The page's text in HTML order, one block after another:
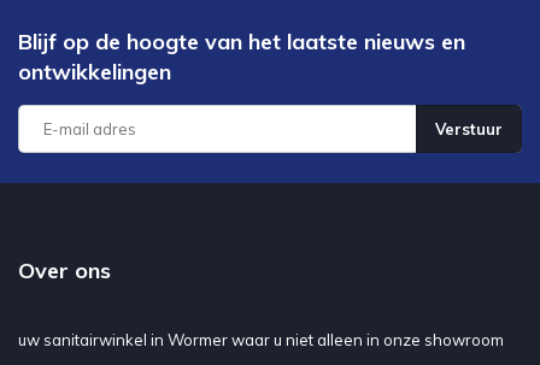
Blijf op de hoogte van het laatste nieuws en
ontwikkelingen
Verstuur
Over ons
uw sanitairwinkel in Wormer waar u niet alleen in onze showroom